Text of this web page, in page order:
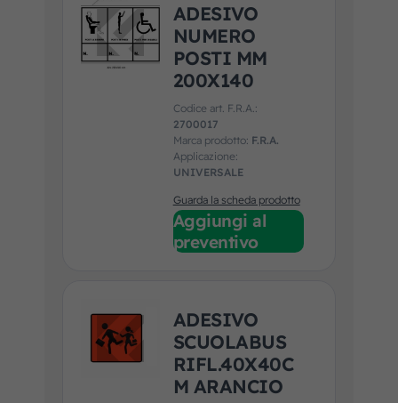
ADESIVO
NUMERO
POSTI MM
200X140
Codice art. F.R.A.:
2700017
Marca prodotto: F.R.A.
Applicazione:
UNIVERSALE
Guarda la scheda prodotto
Aggiungi al
preventivo
ADESIVO
SCUOLABUS
RIFL.40X40C
M ARANCIO